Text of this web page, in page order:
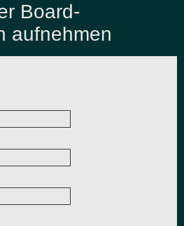
Board-
aufnehmen